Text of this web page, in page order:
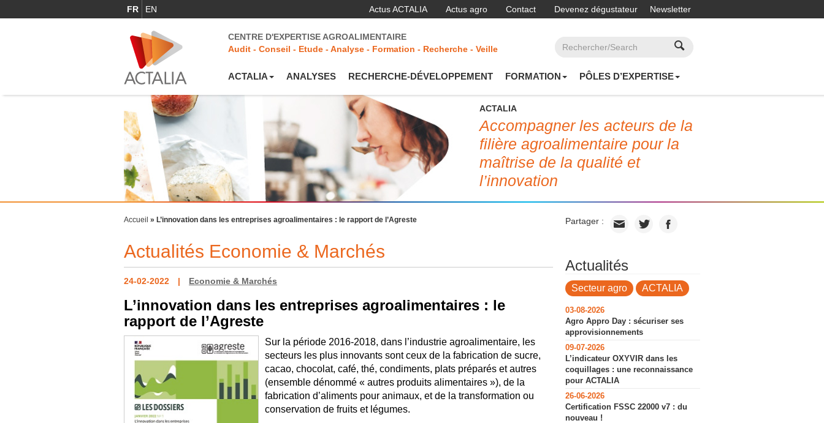
FR EN Newsletter
Actus ACTALIA Actus agro Contact Devenez dégustateur
CENTRE D'EXPERTISE AGROALIMENTAIRE
Audit - Conseil - Etude - Analyse - Formation - Recherche - Veille
ACTALIA ANALYSES RECHERCHE-DÉVELOPPEMENT FORMATION PÔLES D’EXPERTISE
ACTALIA
Accompagner les acteurs de la
filière agroalimentaire pour la
maîtrise de la qualité et
l’innovation
Accueil » L’innovation dans les entreprises agroalimentaires : le rapport de l’Agreste Partager :
Actualités Economie & Marchés
24-02-2022 Economie & Marchés
L’innovation dans les entreprises agroalimentaires : le
rapport de l’Agreste
Sur la période 2016-2018, dans l’industrie agroalimentaire, les
secteurs les plus innovants sont ceux de la fabrication de sucre,
cacao, chocolat, café, thé, condiments, plats préparés et autres
(ensemble dénommé « autres produits alimentaires »), de la
fabrication d’aliments pour animaux, et de la transformation ou
conservation de fruits et légumes.
Actualités
Secteur agro ACTALIA
03-08-2026
Agro Appro Day : sécuriser ses
approvisionnements
09-07-2026
L’indicateur OXYVIR dans les
coquillages : une reconnaissance
pour ACTALIA
26-06-2026
Certification FSSC 22000 v7 : du
nouveau !